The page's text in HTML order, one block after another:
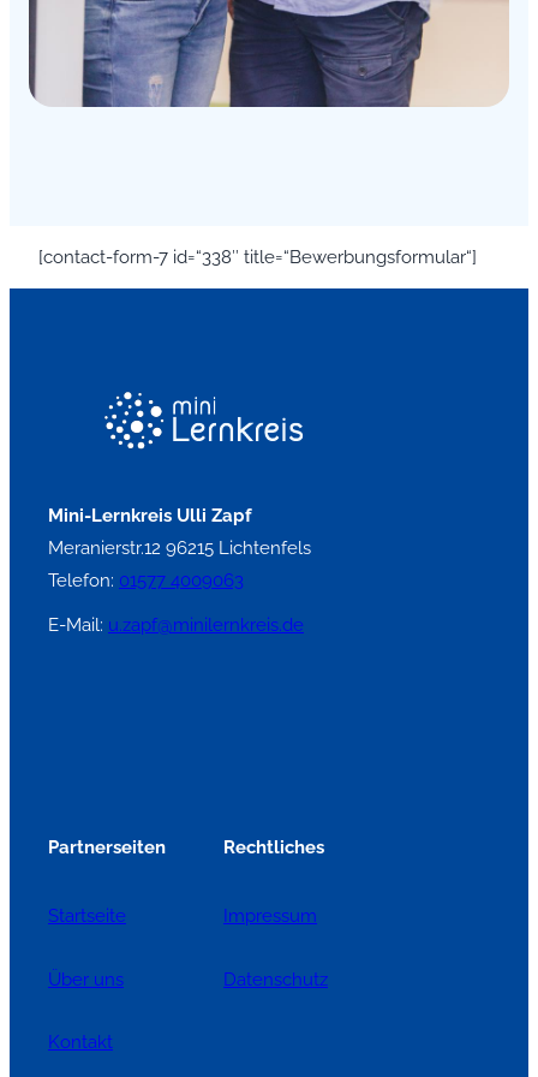
[contact-form-7 id=“338″ title=“Bewerbungsformular“]
Mini-Lernkreis Ulli Zapf
Meranierstr.12 96215 Lichtenfels
Telefon: 01577 4009063
E-Mail: u.zapf@minilernkreis.de
Partnerseiten
Startseite
Über uns
Kontakt
Rechtliches
Impressum
Datenschutz